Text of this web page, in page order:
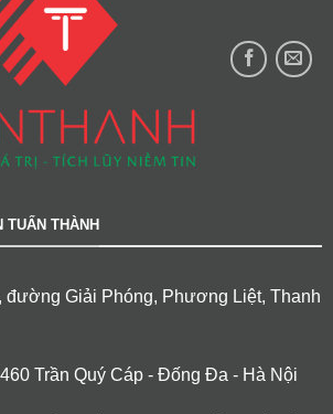
TUẤN THÀNH
đường Giải Phóng, Phương Liệt, Thanh
Trần Quý Cáp - Đống Đa - Hà Nội